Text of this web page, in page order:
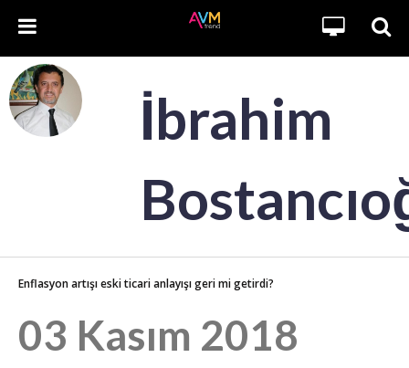
İbrahim
Enflasyon artışı eski ticari anlayışı geri mi getirdi?
03 Kasım 2018